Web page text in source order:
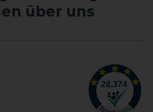
über uns